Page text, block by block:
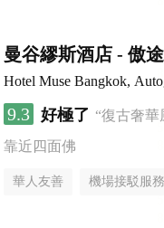
曼谷繆斯酒店 - 傲
Hotel Muse Bangkok,
9.3 好極了 “復古奢華
靠近四面佛
華人友善 機場接駁服務